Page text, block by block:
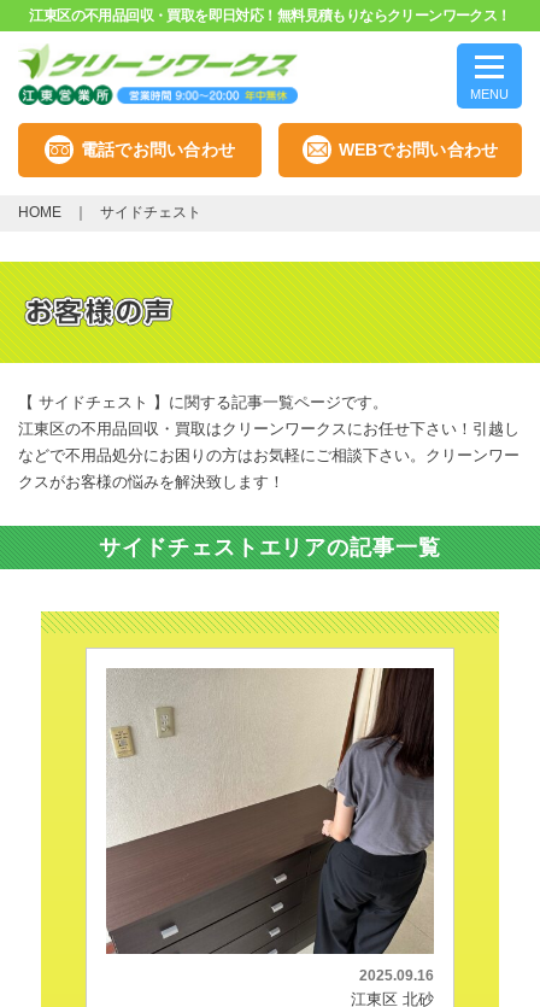
江東区の不用品回収・買取を即日対応！無料見積もりならクリーンワークス！
MENU
電話でお問い合わせ WEBでお問い合わせ
HOME サイドチェスト
【 サイドチェスト 】に関する記事一覧ページです。
江東区の不用品回収・買取はクリーンワークスにお任せ下さい！引越し
などで不用品処分にお困りの方はお気軽にご相談下さい。クリーンワー
クスがお客様の悩みを解決致します！
サイドチェストエリアの記事一覧
2025.09.16
江東区 北砂